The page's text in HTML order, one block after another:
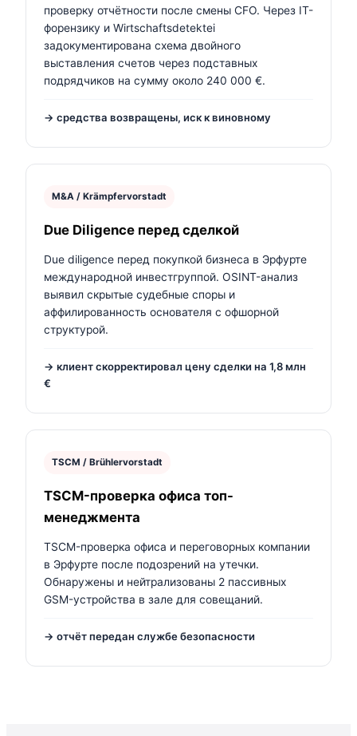
проверку отчётности после смены CFO. Через IT-
форензику и Wirtschaftsdetektei
задокументирована схема двойного
выставления счетов через подставных
подрядчиков на сумму около 240 000 €.
→ средства возвращены, иск к виновному
M&A / Krämpfervorstadt
Due Diligence перед сделкой
Due diligence перед покупкой бизнеса в Эрфурте
международной инвестгруппой. OSINT-анализ
выявил скрытые судебные споры и
аффилированность основателя с офшорной
структурой.
→ клиент скорректировал цену сделки на 1,8 млн
€
TSCM / Brühlervorstadt
TSCM-проверка офиса топ-
менеджмента
TSCM-проверка офиса и переговорных компании
в Эрфурте после подозрений на утечки.
Обнаружены и нейтрализованы 2 пассивных
GSM-устройства в зале для совещаний.
→ отчёт передан службе безопасности